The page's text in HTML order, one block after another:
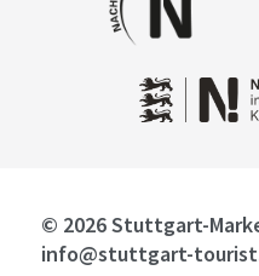
© 2026 Stuttgart-
info@stuttgart-